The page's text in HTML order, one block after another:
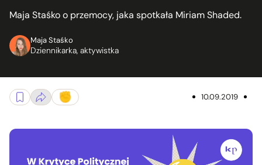
Maja Staśko o przemocy, jaka spotkała Miriam Shaded.
Maja Staśko
Dziennikarka, aktywistka
10.09.2019